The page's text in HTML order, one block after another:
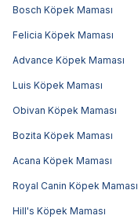
Bosch Köpek Maması
Felicia Köpek Maması
Advance Köpek Maması
Luis Köpek Maması
Obivan Köpek Maması
Bozita Köpek Maması
Acana Köpek Maması
Royal Canin Köpek Maması
Hill's Köpek Maması